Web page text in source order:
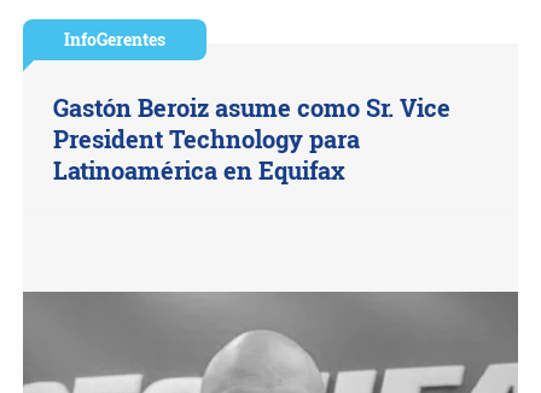
InfoGerentes
Gastón Beroiz asume como Sr. Vice
President Technology para
Latinoamérica en Equifax